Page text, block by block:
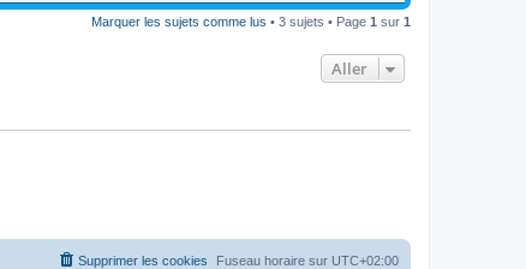
Marquer les sujets comme lus • 3 sujets • Page 1 sur 1
Aller
Fuseau horaire sur UTC+02:00
Supprimer les cookies